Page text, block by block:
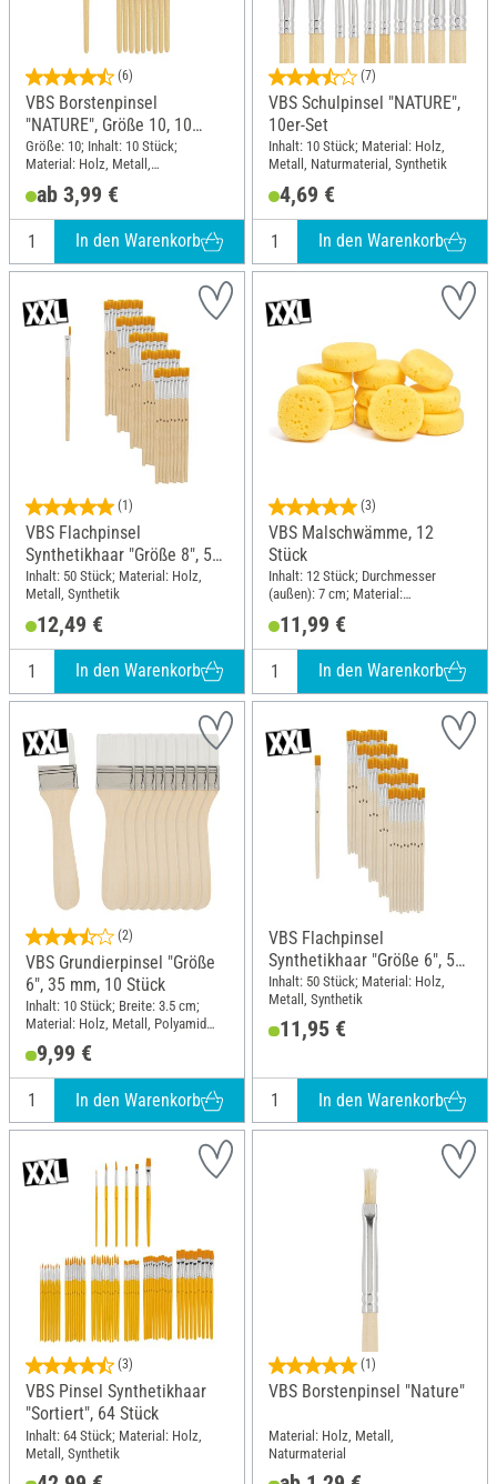
(6)
VBS Borstenpinsel
"NATURE", Größe 10, 10
Stück
Größe: 10; Inhalt: 10 Stück;
Material: Holz, Metall,
Naturmaterial
ab 3,99 €
In den Warenkorb
(7)
VBS Schulpinsel "NATURE",
10er-Set
Inhalt: 10 Stück; Material: Holz,
Metall, Naturmaterial, Synthetik
4,69 €
In den Warenkorb
(1)
VBS Flachpinsel
Synthetikhaar "Größe 8", 50
Stück
Inhalt: 50 Stück; Material: Holz,
Metall, Synthetik
12,49 €
In den Warenkorb
(3)
VBS Malschwämme, 12
Stück
Inhalt: 12 Stück; Durchmesser
(außen): 7 cm; Material:
11,99 €
In den Warenkorb
(2)
VBS Grundierpinsel "Größe
6", 35 mm, 10 Stück
Inhalt: 10 Stück; Breite: 3.5 cm;
Material: Holz, Metall, Polyamid
(PA)
9,99 €
In den Warenkorb
VBS Flachpinsel
Synthetikhaar "Größe 6", 50
Stück
Inhalt: 50 Stück; Material: Holz,
Metall, Synthetik
11,95 €
In den Warenkorb
(3)
VBS Pinsel Synthetikhaar
"Sortiert", 64 Stück
Inhalt: 64 Stück; Material: Holz,
Metall, Synthetik
(1)
VBS Borstenpinsel "Nature"
Material: Holz, Metall,
Naturmaterial